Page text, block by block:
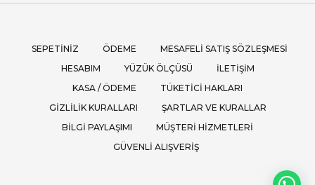
SEPETINIZ ÖDEME
MESAFELI SATIŞ SÖZLEŞMESI
HESABIM
YÜZÜK ÖLÇÜSÜ
İLETIŞIM
KASA / ÖDEME
TÜKETICI HAKLARI
GIZLILIK KURALLARI
ŞARTLAR VE KURALLAR
BILGI PAYLAŞIMI
MÜŞTERI HIZMETLERI
GÜVENLI ALIŞVERIŞ